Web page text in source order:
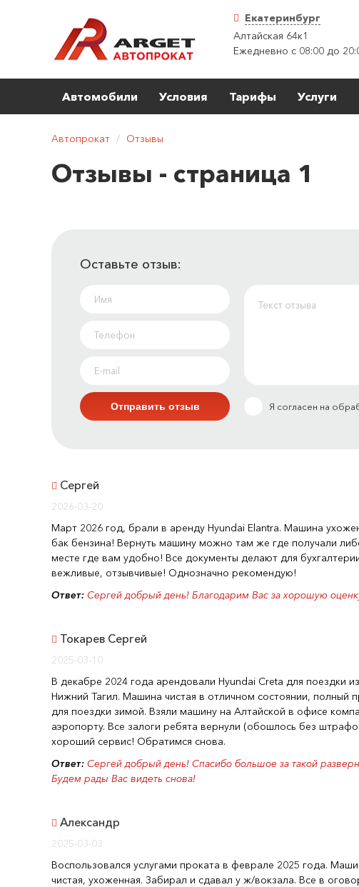
Екатеринбург
Алтайская 64к1
Ежедневно с 08:00 до
Автомобили Условия Тарифы Услуги
Автопрокат / Отзывы
Отзывы - страница 1
Оставьте отзыв:
Я согласен на
Сергей
2026-03-20
Март 2026 год, брали в аренду Hyundai Elantra. Машина
бак бензина! Вернуть машину можно там же где получали
месте где вам удобно! Все документы делают для
вежливые, отзывчивые! Однозначно рекомендую!
Ответ: Сергей добрый день! Благодарим Вас за хорошую
Токарев Сергей
2025-03-10
В декабре 2024 года арендовали Hyundai Creta для поездки
Нижний Тагил. Машина чистая в отличном состоянии, полный
для поездки зимой. Взяли машину на Алтайской в офисе
аэропорту. Все залоги ребята вернули (обошлось без
хороший сервис! Обратимся снова.
Ответ: Сергей добрый день! Спасибо большое за такой
Будем рады Вас видеть снова!
Александр
2025-03-03
Воспользовался услугами проката в феврале 2025 года.
чистая, ухоженная. Забирал и сдавал у ж/вокзала. Все в